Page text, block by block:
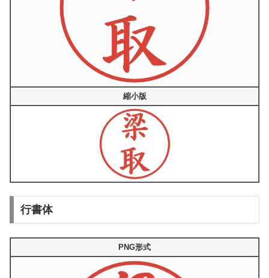
縮小版
行書体
PNG形式